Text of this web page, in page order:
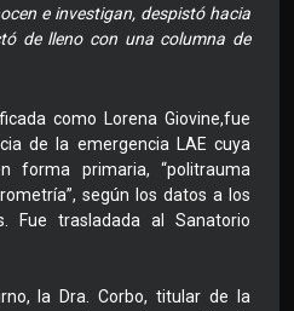
e investigan, despistó hacia
de lleno con una columna de
como Lorena Giovine,fue
de la emergencia LAE cuya
forma primaria, “politrauma
según los datos a los
Fue trasladada al Sanatorio
la Dra. Corbo, titular de la